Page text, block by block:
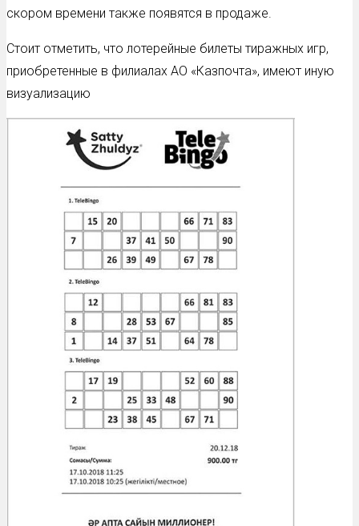
скором времени также появятся в продаже.
Стоит отметить, что лотерейные билеты тиражных игр,
приобретенные в филиалах АО «Казпочта», имеют иную
визуализацию